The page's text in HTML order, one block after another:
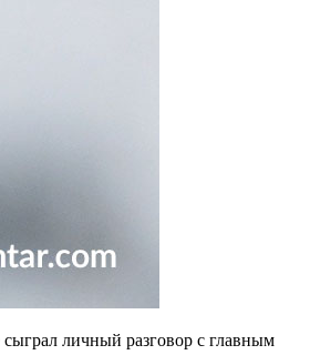
личный разговор с главным